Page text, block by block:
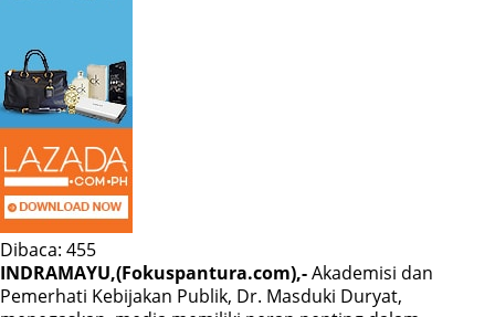
Dibaca: 455
INDRAMAYU,(Fokuspantura.com),-Akademisi dan
Pemerhati Kebijakan Publik, Dr. Masduki Duryat,